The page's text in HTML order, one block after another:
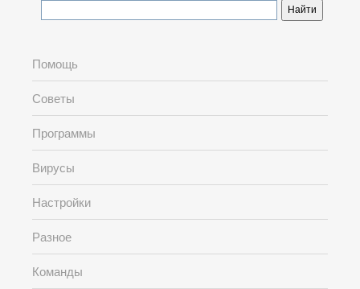
Помощь
Советы
Программы
Вирусы
Настройки
Разное
Команды